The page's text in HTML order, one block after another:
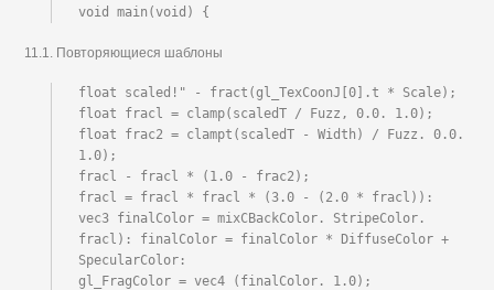
void main(void) {
11.1. Повторяющиеся шаблоны
float scaled!" - fract(gl_TexCoonJ[0].t * Scale);
float fracl = clamp(scaledT / Fuzz, 0.0. 1.0);
float frac2 = clampt(scaledT - Width) / Fuzz. 0.0.
1.0);
fracl - fracl * (1.0 - frac2);
fracl = fracl * fracl * (3.0 - (2.0 * fracl)):
vec3 finalColor = mixCBackColor. StripeColor.
fracl): finalColor = finalColor * DiffuseColor +
SpecularColor:
gl_FragColor = vec4 (finalColor. 1.0);